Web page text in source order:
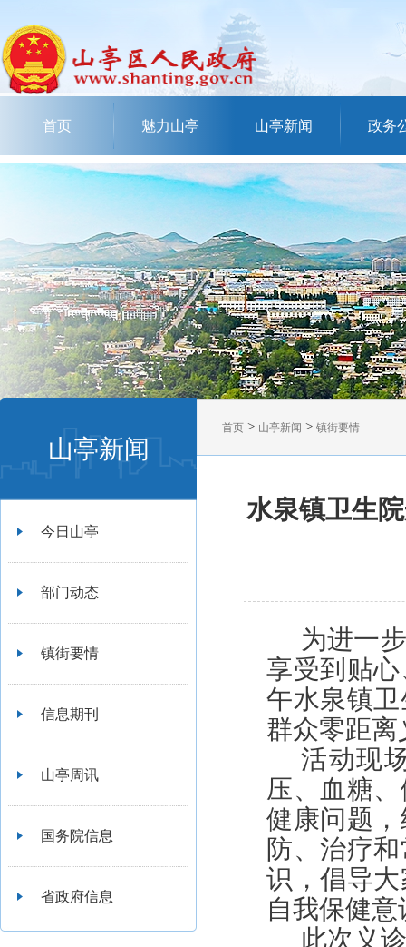
首页 魅力山亭 山亭新闻 政务
山亭新闻
今日山亭
部门动态
镇街要情
信息期刊
山亭周讯
国务院信息
省政府信息
首页 > 山亭新闻 > 镇街要情
水泉镇卫生
为进一
享受到贴
午水泉镇
群众零距
活动现
压、血糖
健康问题
防、治疗
识，倡导
自我保健
此次义